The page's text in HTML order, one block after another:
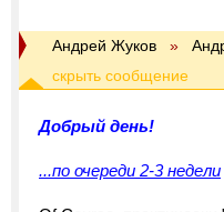
Андрей Жуков »
Добрый день!
...по очереди 2-3 недели